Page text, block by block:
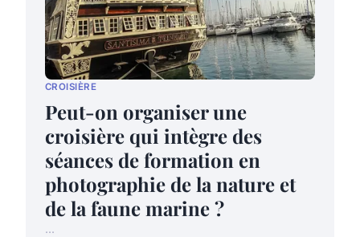
CROISIÈRE
Peut-on organiser une
croisière qui intègre des
séances de formation en
photographie de la nature et
de la faune marine ?
...